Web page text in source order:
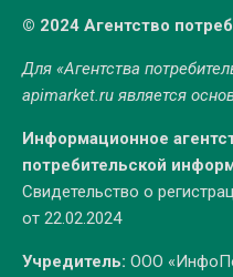
© 2024 Агентство
Для «Агентства
apimarket.ruявляется
Информационное
потребительской
Свидетельство о
от 22.02.2024
Учредитель: ООО